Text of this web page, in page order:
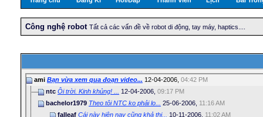
Công nghệ robot Tất cả các vấn đề về robot di động, tay máy, haptics....
ami Bạn vừa xem qua đoạn video... 12-04-2006, 04:42 PM
ntc Ôi trời. Kinh khủng! ... 12-04-2006, 09:17 PM
bachelor1979 Theo tôi NTC ko phải lo... 25-06-2006, 11:16 AM
falleaf Cái này hiện nay cũng khả thi... 10-11-2006, 11:02 AM